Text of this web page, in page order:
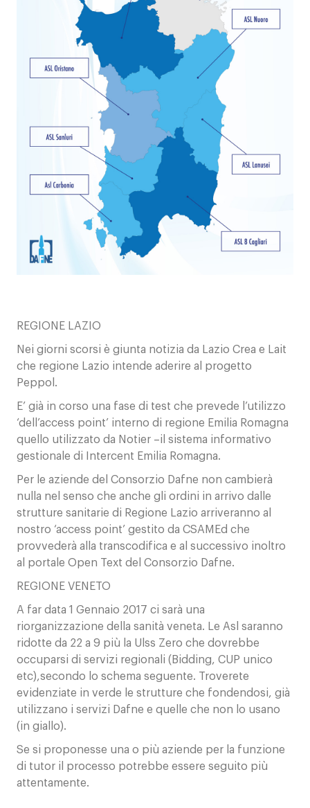
REGIONE LAZIO
Nei giorni scorsi è giunta notizia da Lazio Crea e Lait
che regione Lazio intende aderire al progetto
Peppol.
E’ già in corso una fase di test che prevede l’utilizzo
‘dell’access point’ interno di regione Emilia Romagna
quello utilizzato da Notier –il sistema informativo
gestionale di Intercent Emilia Romagna.
Per le aziende del Consorzio Dafne non cambierà
nulla nel senso che anche gli ordini in arrivo dalle
strutture sanitarie di Regione Lazio arriveranno al
nostro ‘access point’ gestito da CSAMEd che
provvederà alla transcodifica e al successivo inoltro
al portale Open Text del Consorzio Dafne.
REGIONE VENETO
A far data 1 Gennaio 2017 ci sarà una
riorganizzazione della sanità veneta. Le Asl saranno
ridotte da 22 a 9 più la Ulss Zero che dovrebbe
occuparsi di servizi regionali (Bidding, CUP unico
etc),secondo lo schema seguente. Troverete
evidenziate in verde le strutture che fondendosi, già
utilizzano i servizi Dafne e quelle che non lo usano
(in giallo).
Se si proponesse una o più aziende per la funzione
di tutor il processo potrebbe essere seguito più
attentamente.